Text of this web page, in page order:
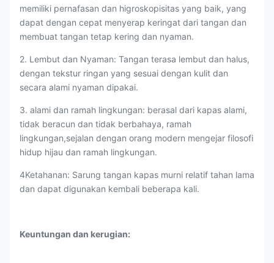
memiliki pernafasan dan higroskopisitas yang baik, yang
dapat dengan cepat menyerap keringat dari tangan dan
membuat tangan tetap kering dan nyaman.
2. Lembut dan Nyaman: Tangan terasa lembut dan halus,
dengan tekstur ringan yang sesuai dengan kulit dan
secara alami nyaman dipakai.
3. alami dan ramah lingkungan: berasal dari kapas alami,
tidak beracun dan tidak berbahaya, ramah
lingkungan,sejalan dengan orang modern mengejar filosofi
hidup hijau dan ramah lingkungan.
4Ketahanan: Sarung tangan kapas murni relatif tahan lama
dan dapat digunakan kembali beberapa kali.
Keuntungan dan kerugian: